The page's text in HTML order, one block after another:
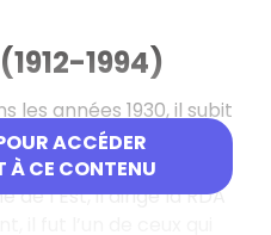
ACCÉDER
À CE CONTENU
1994)
les années 1930, il subit
des nazis. Après
du SED, le parti
de l’Est, il dirige la RDA